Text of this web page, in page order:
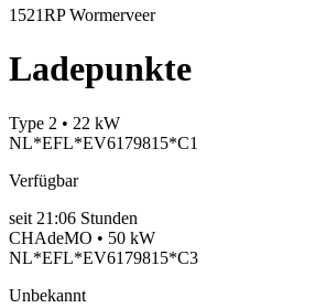
1521RP Wormerveer
Ladepunkte
Type 2 • 22 kW
NL*EFL*EV6179815*C1
Verfügbar
seit 21:06 Stunden
CHAdeMO • 50 kW
NL*EFL*EV6179815*C3
Unbekannt